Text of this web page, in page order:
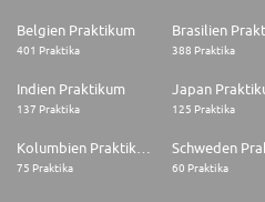
Belgien Praktikum
401 Praktika
Brasilien
388 Praktika
Indien Praktikum
137 Praktika
Japan
125 Praktika
75 Praktika
Schweden
60 Praktika